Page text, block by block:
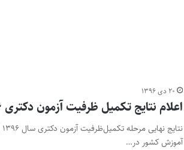
۲۰ دی ۱۳۹۶
اعلام نتایج تکمیل ظرفیت آزمون دکتری ۹۶
آموزش کشور در…